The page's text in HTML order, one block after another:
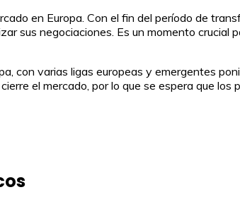
en Europa. Con el fin del período de
sus negociaciones. Es un momento crucial
con varias ligas europeas y emergentes
el mercado, por lo que se espera que